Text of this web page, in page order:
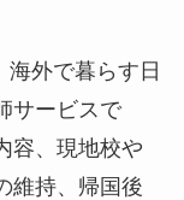
外で暮らす日
サービスで
容、現地校や
維持、帰国後